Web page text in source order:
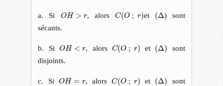
a. Si OH > r
OH>r , alorsC(O ; r)
C(O et (Δ
(Δ ) sont
sécants.
b. Si OH < r
OH< r , alors C(O ; r)
C(O et (Δ)
( Δ )
sont
disjoints.
c. SiOH = r
OH= , alorsC(O ; r)
C(O et (Δ)
( Δ )
sont